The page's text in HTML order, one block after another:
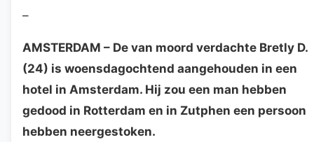
–
AMSTERDAM – De van moord verdachte Bretly D.
(24) is woensdagochtend aangehouden in een
hotel in Amsterdam. Hij zou een man hebben
gedood in Rotterdam en in Zutphen een persoon
hebben neergestoken.